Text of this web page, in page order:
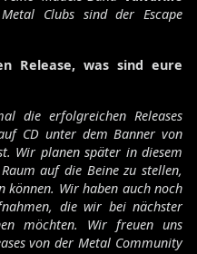
Clubs sind der Escape
Release, was sind eure
die erfolgreichen Releases
CD unter dem Banner von
Wir planen später in diesem
auf die Beine zu stellen,
können. Wir haben auch noch
die wir bei nächster
möchten. Wir freuen uns
von der Metal Community